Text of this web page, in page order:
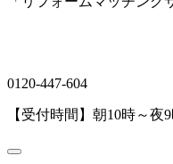
0120-447-604
【受付時間】朝10時～夜